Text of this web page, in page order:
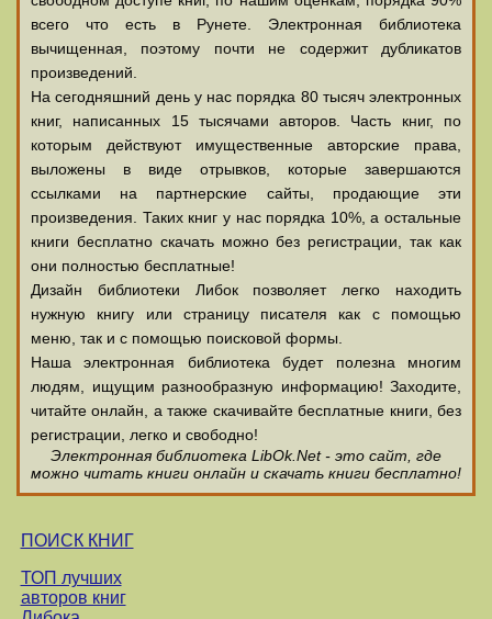
всего что есть в Рунете. Электронная библиотека
вычищенная, поэтому почти не содержит дубликатов
произведений.
На сегодняшний день у нас порядка 80 тысяч электронных
книг, написанных 15 тысячами авторов. Часть книг, по
которым действуют имущественные авторские права,
выложены в виде отрывков, которые завершаются
ссылками на партнерские сайты, продающие эти
произведения. Таких книг у нас порядка 10%, а остальные
книги бесплатно скачать можно без регистрации, так как
они полностью бесплатные!
Дизайн библиотеки Либок позволяет легко находить
нужную книгу или страницу писателя как с помощью
меню, так и с помощью поисковой формы.
Наша электронная библиотека будет полезна многим
людям, ищущим разнообразную информацию! Заходите,
читайте онлайн, а также скачивайте бесплатные книги, без
регистрации, легко и свободно!
Электронная библиотека LibOk.Net - это сайт, где
можно читать книги онлайн и скачать книги бесплатно!
ПОИСК КНИГ
ТОП лучших
авторов книг